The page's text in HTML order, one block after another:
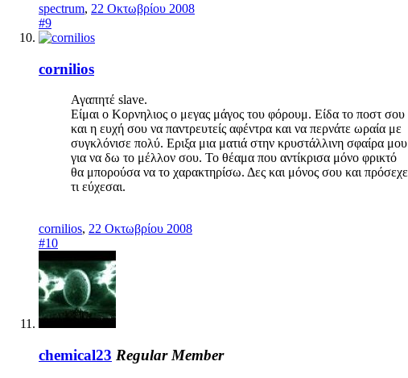
spectrum, 22 Οκτωβρίου 2008
#9
cornilios
Αγαπητέ slave.
Είμαι ο Κορνηλιος ο μεγας μάγος του φόρουμ. Είδα το ποστ σου
και η ευχή σου να παντρευτείς αφέντρα και να περνάτε ωραία με
συγκλόνισε πολύ. Εριξα μια ματιά στην κρυστάλλινη σφαίρα μου
για να δω το μέλλον σου. Το θέαμα που αντίκρισα μόνο φρικτό
θα μπορούσα να το χαρακτηρίσω. Δες και μόνος σου και πρόσεχε
τι εύχεσαι.
cornilios, 22 Οκτωβρίου 2008
#10
chemical23 Regular Member